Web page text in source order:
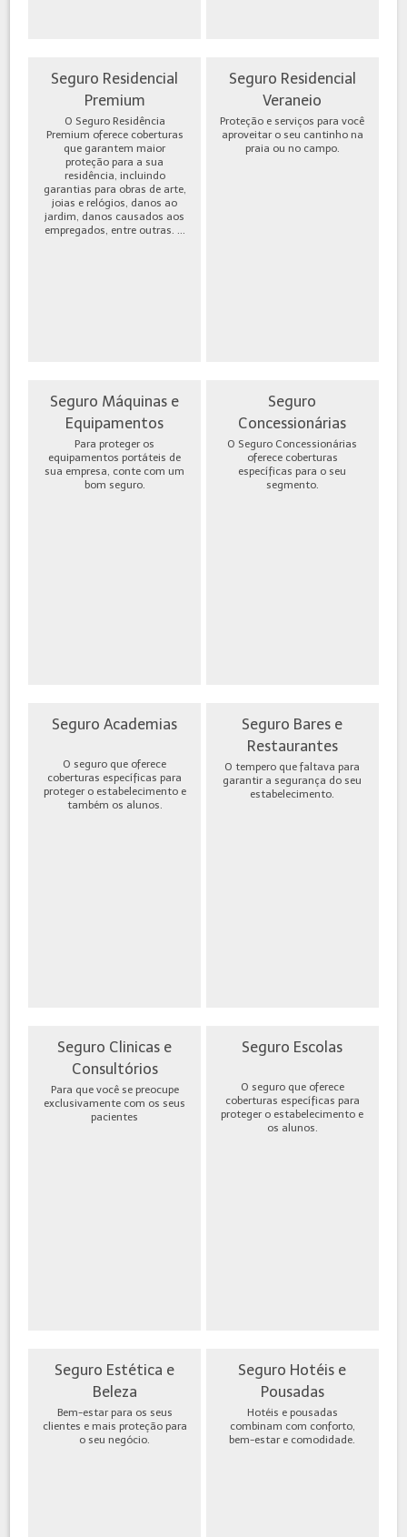
Seguro Residencial
Premium
O Seguro Residência
Premium oferece coberturas
que garantem maior
proteção para a sua
residência, incluindo
garantias para obras de arte,
joias e relógios, danos ao
jardim, danos causados aos
empregados, entre outras. ...
Seguro Residencial
Veraneio
Proteção e serviços para você
aproveitar o seu cantinho na
praia ou no campo.
Seguro Máquinas e
Equipamentos
Para proteger os
equipamentos portáteis de
sua empresa, conte com um
bom seguro.
Seguro
Concessionárias
O Seguro Concessionárias
oferece coberturas
específicas para o seu
segmento.
Seguro Academias
O seguro que oferece
coberturas específicas para
proteger o estabelecimento e
também os alunos.
Seguro Bares e
Restaurantes
O tempero que faltava para
garantir a segurança do seu
estabelecimento.
Seguro Clinicas e
Consultórios
Para que você se preocupe
exclusivamente com os seus
pacientes
Seguro Escolas
O seguro que oferece
coberturas específicas para
proteger o estabelecimento e
os alunos.
Seguro Estética e
Beleza
Bem-estar para os seus
clientes e mais proteção para
o seu negócio.
Seguro Hotéis e
Pousadas
Hotéis e pousadas
combinam com conforto,
bem-estar e comodidade.